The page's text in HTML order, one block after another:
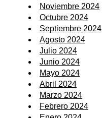
Noviembre 2024
Octubre 2024
Septiembre 2024
Agosto 2024
Julio 2024
Junio 2024
Mayo 2024
Abril 2024
Marzo 2024
Febrero 2024